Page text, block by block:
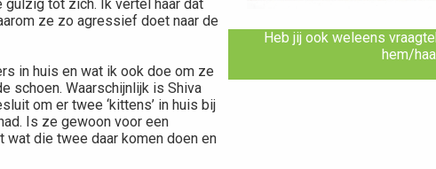
tot zich. Ik vertel haar dat
ze zo agressief doet naar de
in huis en wat ik ook doe om ze
schoen. Waarschijnlijk is Shiva
om er twee ‘kittens’ in huis bij
Is ze gewoon voor een
die twee daar komen doen en
Heb jij ook weleens
hem/